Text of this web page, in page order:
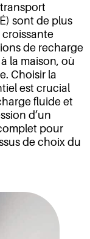
sont de plus
de recharge
la maison, où
Choisir la
est crucial
fluide et
d’un
pour
de choix du